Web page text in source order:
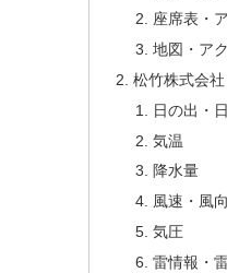
座席表・
地図・ア
松竹株式会
日の出・
気温
降水量
風速・風
気圧
雷情報・